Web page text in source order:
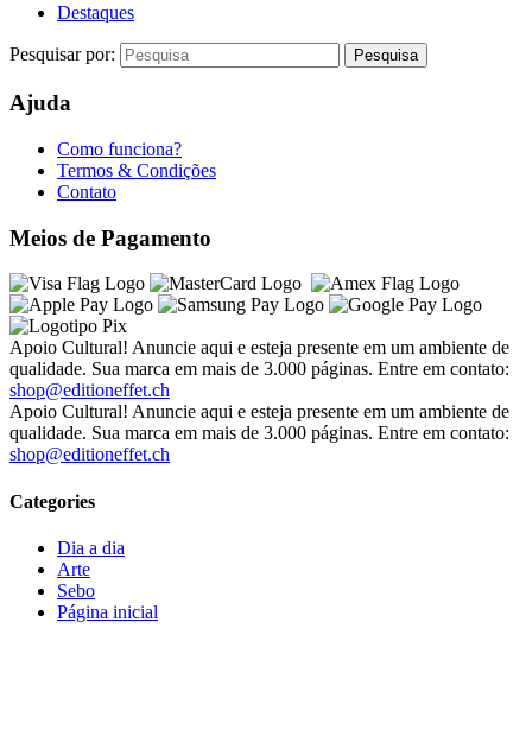
Destaques
Pesquisar por:
Ajuda
Como funciona?
Termos & Condições
Contato
Meios de Pagamento
Apoio Cultural! Anuncie aqui e esteja presente em um ambiente de
qualidade. Sua marca em mais de 3.000 páginas. Entre em contato:
shop@editioneffet.ch
Apoio Cultural! Anuncie aqui e esteja presente em um ambiente de
qualidade. Sua marca em mais de 3.000 páginas. Entre em contato:
shop@editioneffet.ch
Categories
Dia a dia
Arte
Sebo
Página inicial